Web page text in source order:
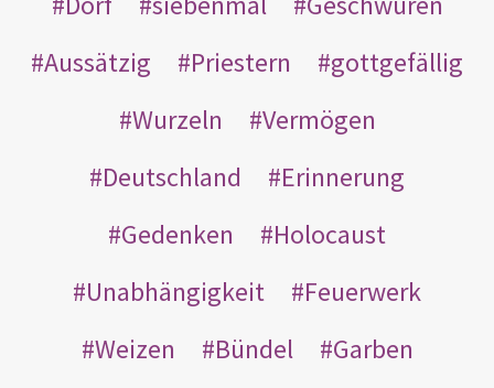
Aussätzig
Priestern
gottgefällig
Wurzeln
Vermögen
Deutschland
Erinnerung
Gedenken
Holocaust
Unabhängigkeit
Feuerwerk
Weizen
Bündel
Garben